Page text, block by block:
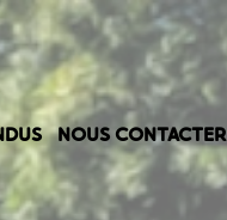
NOUS CONTACTER